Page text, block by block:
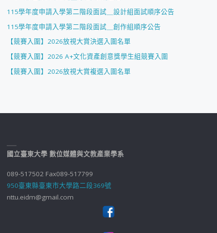
115學年度申請入學第二階段面試＿設計組面試順序公告
115學年度申請入學第二階段面試＿創作組順序公告
【競賽入圍】2026放視大賞決選入圍名單
【競賽入圍】2026 A+文化資產創意獎學生組競賽入圍
【競賽入圍】2026放視大賞複選入圍名單
國立臺東大學 數位媒體與文教產業學系
089-517502 Fax089-517799
950臺東縣臺東市大學路二段369號
nttu.eidm@gmail.com